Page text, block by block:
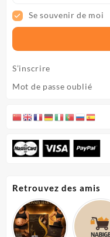
Se souvenir de moi
S’inscrire
Mot de passe oublié
Retrouvez des amis